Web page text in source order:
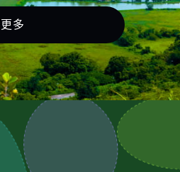
多